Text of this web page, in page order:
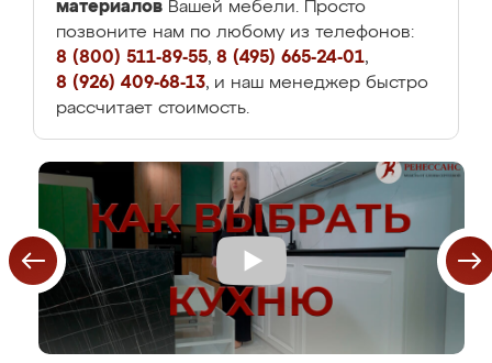
материалов Вашей мебели. Просто
позвоните нам по любому из телефонов:
8 (800) 511-89-55, 8 (495) 665-24-01,
8 (926) 409-68-13, и наш менеджер быстро
рассчитает стоимость.